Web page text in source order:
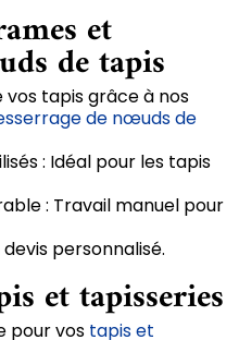
et
de tapis
vos tapis grâce à nos
de nœuds de
: Idéal pour les tapis
: Travail manuel pour
personnalisé.
et tapisseries
pour vos tapis et